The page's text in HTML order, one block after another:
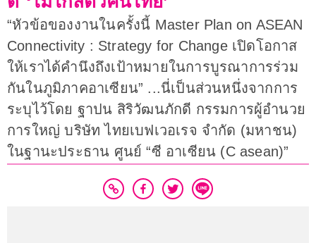
“หัวข้อของงานในครั้งนี้ Master Plan on ASEAN
Connectivity : Strategy for Change เปิดโอกาส
ให้เราได้คำนึงถึงเป้าหมายในการบูรณาการร่วม
กันในภูมิภาคอาเซียน” ...นี่เป็นส่วนหนึ่งจากการ
ระบุไว้โดย ฐาปน สิริวัฒนภักดี กรรมการผู้อำนวย
การใหญ่ บริษัท ไทยเบฟเวอเรจ จำกัด (มหาชน)
ในฐานะประธาน ศูนย์ “ซี อาเซียน (C asean)”